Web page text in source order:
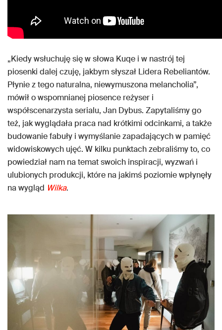
„Kiedy wsłuchuję się w słowa Kuqe i w nastrój tej
piosenki dalej czuję, jakbym słyszał Lidera Rebeliantów.
Płynie z tego naturalna, niewymuszona melancholia”,
mówił o wspomnianej piosence reżyser i
współscenarzysta serialu, Jan Dybus. Zapytaliśmy go
też, jak wyglądała praca nad krótkimi odcinkami, a także
budowanie fabuły i wymyślanie zapadających w pamięć
widowiskowych ujęć. W kilku punktach zebraliśmy to, co
powiedział nam na temat swoich inspiracji, wyzwań i
ulubionych produkcji, które na jakimś poziomie wpłynęły
na wygląd Wilka.